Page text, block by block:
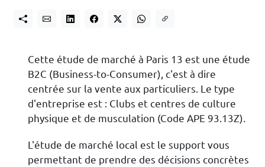
Cette étude de marché à Paris 13 est une étude
B2C (Business-to-Consumer), c'est à dire
centrée sur la vente aux particuliers. Le type
d'entreprise est : Clubs et centres de culture
physique et de musculation (Code APE 93.13Z).
L'étude de marché local est le support vous
permettant de prendre des décisions concrètes